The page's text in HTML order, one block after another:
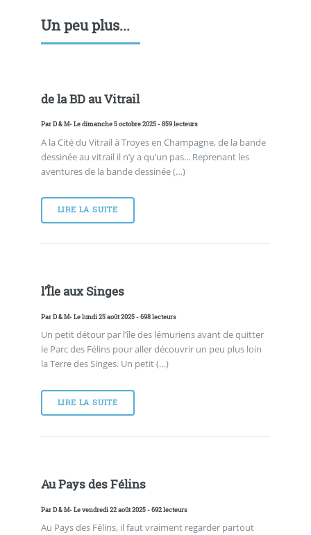
Un peu plus...
de la BD au Vitrail
ParD & M- Le dimanche 5 octobre 2025 - 859 lecteurs
A la Cité du Vitrail à Troyes en Champagne, de la bande
dessinée au vitrail il n’y a qu’un pas... Reprenant les
aventures de la bande dessinée (…)
LIRE LA SUITE
l’Île aux Singes
ParD & M- Le lundi 25 août 2025 - 698 lecteurs
Un petit détour par l’île des lémuriens avant de quitter
le Parc des Félins pour aller découvrir un peu plus loin
la Terre des Singes. Un petit (…)
LIRE LA SUITE
Au Pays des Félins
ParD & M- Le vendredi 22 août 2025 - 692 lecteurs
Au Pays des Félins, il faut vraiment regarder partout